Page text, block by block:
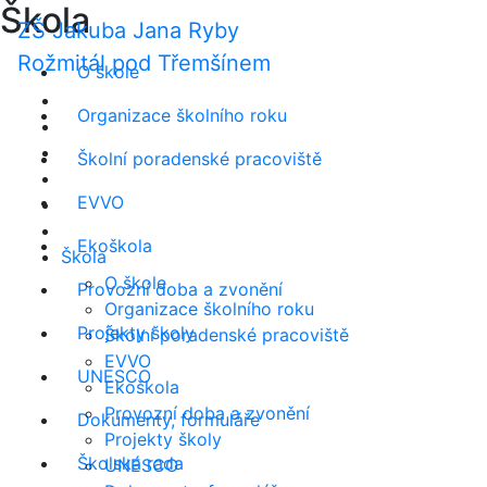
ZŠ Jakuba Jana Ryby
Rožmitál pod Třemšínem
Škola
O škole
Organizace školního roku
Školní poradenské pracoviště
EVVO
Ekoškola
Provozní doba a zvonění
Projekty školy
UNESCO
Škola
O škole
Organizace školního roku
Školní poradenské pracoviště
EVVO
Ekoškola
Provozní doba a zvonění
Projekty školy
UNESCO
Dokumenty, formuláře
Školská rada